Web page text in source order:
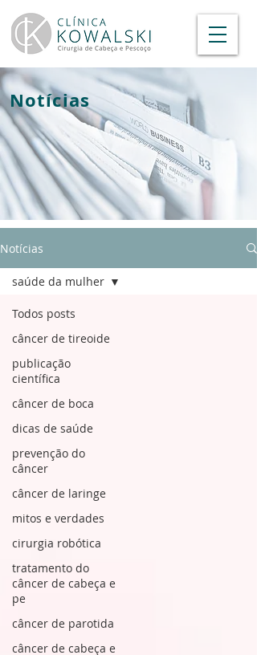
Notícias
Notícias
Todos posts
câncer de tireoide
publicação
científica
câncer de boca
dicas de saúde
prevenção do
câncer
câncer de laringe
mitos e verdades
cirurgia robótica
tratamento do
câncer de cabeça e
pe
câncer de parotida
câncer de cabeça e
saúde da mulher